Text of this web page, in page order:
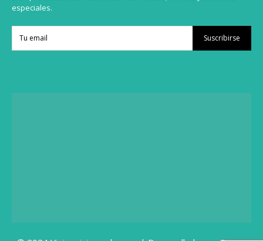
especiales.
Suscribirse